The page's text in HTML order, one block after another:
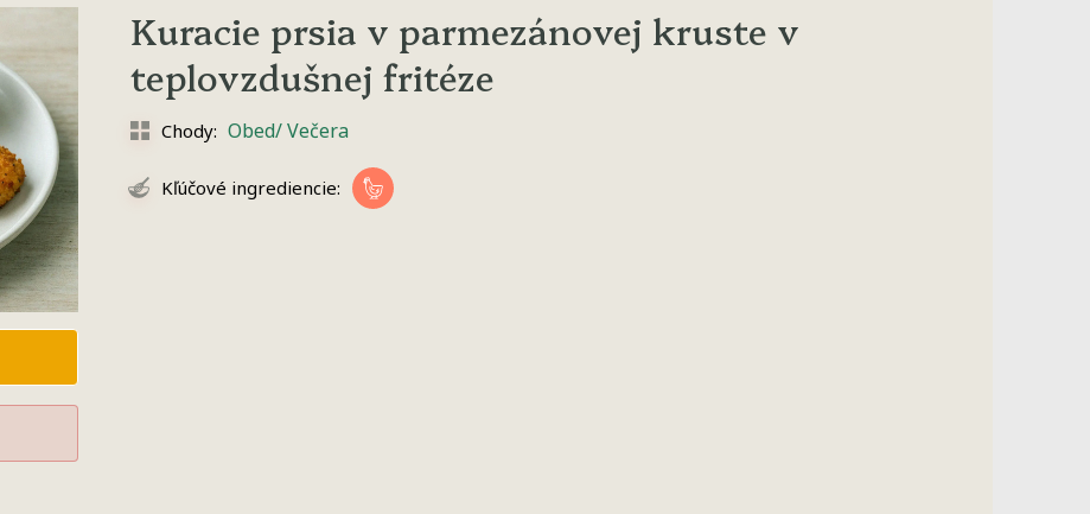
Kuracie prsia v parmezánovej kruste v
teplovzdušnej fritéze
Chody: Obed/ Večera
Kľúčové ingrediencie: